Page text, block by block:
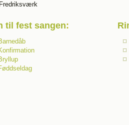
til fest sangen: